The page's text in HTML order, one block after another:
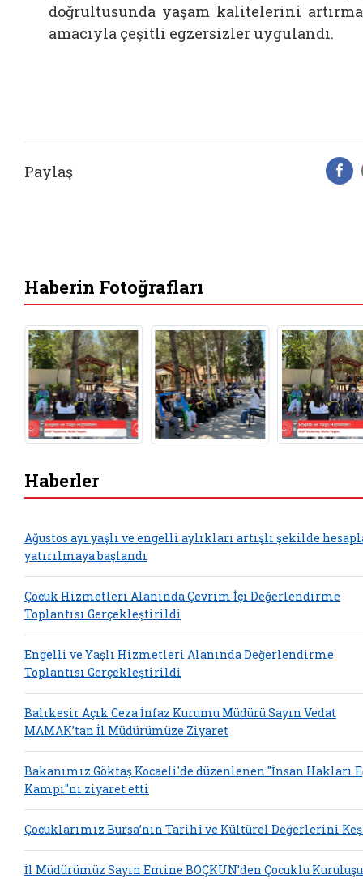
doğrultusunda yaşam kalitelerini
amacıyla çeşitli egzersizler uygulandı.
Paylaş
Haberin Fotoğrafları
Haberler
Ağustos ayı yaşlı ve engelli aylıkları artışlı şekilde
yatırılmaya başlandı
Çocuk Hizmetleri Alanında Çevrim İçi Değerlendirme
Toplantısı Gerçekleştirildi
Engelli ve Yaşlı Hizmetleri Alanında Değerlendirme
Toplantısı Gerçekleştirildi
Balıkesir Açık Ceza İnfaz Kurumu Müdürü Sayın Vedat
MAMAK’tan İl Müdürümüze Ziyaret
Bakanımız Göktaş Kocaeli'de düzenlenen "İnsan Hakları
Kampı"nı ziyaret etti
Çocuklarımız Bursa’nın Tarihî ve Kültürel Değerlerini
İl Müdürümüz Sayın Emine BÖÇKÜN’den Çocuklu